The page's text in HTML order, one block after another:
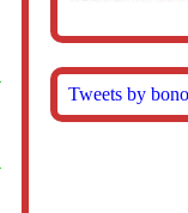
Tweets by